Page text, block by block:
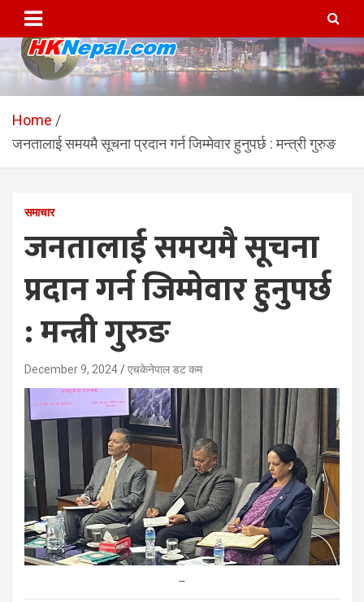
content
HKNepal.com – हङकङबाट
सञ्चालित पहिलो नेपाली अनलाईन
पत्रिका
hknepal, hknepal.com, hk nepal, hk nepal com
Home
जनतालाई समयमै सूचना प्रदान गर्न जिम्मेवार हुनुपर्छ : मन्त्री गुरुङ
समाचार
जनतालाई समयमै सूचना
प्रदान गर्न जिम्मेवार हुनुपर्छ
: मन्त्री गुरुङ
December 9, 2024 एचकेनेपाल डट कम
–